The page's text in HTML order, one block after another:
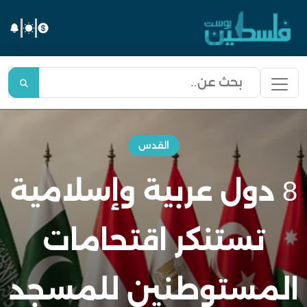
القدس
8 دول عربية وإسلامية
تستنكر اقتحامات
المستوطنين للمسجد